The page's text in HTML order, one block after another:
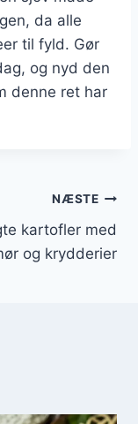
da alle
til fyld. Gør
og nyd den
denne ret har
NÆSTE
kartofler med
og krydderier